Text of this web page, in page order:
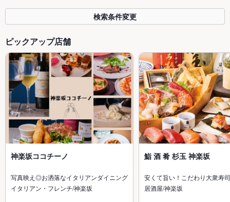
検索条件変更
ピックアップ店舗
神楽坂ココチーノ
写真映え◎お洒落なイタリアンダイニング
イタリアン・フレンチ/神楽坂
鮨 酒 肴 杉玉 神楽坂
安くて旨い！こだわり大衆寿
居酒屋/神楽坂